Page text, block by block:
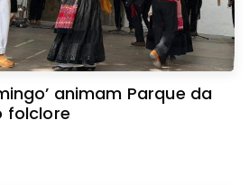
animam Parque da
folclore